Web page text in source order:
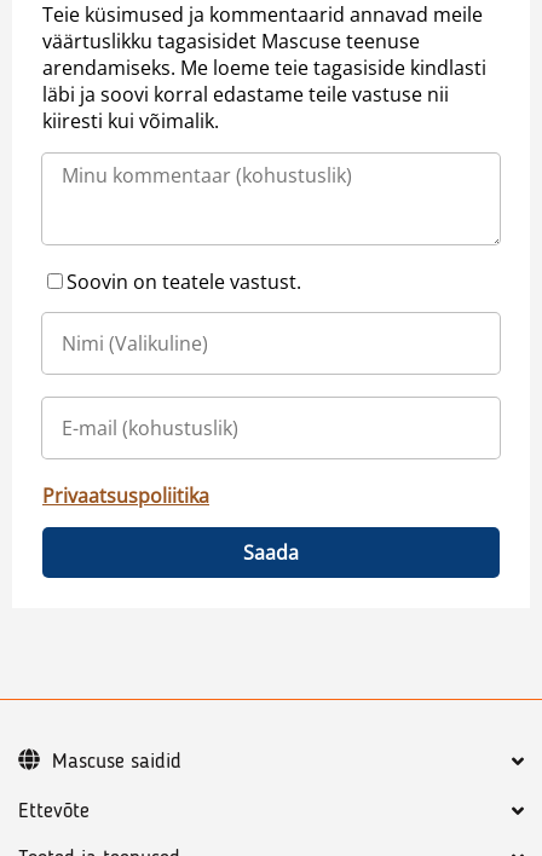
Teie küsimused ja kommentaarid annavad meile
väärtuslikku tagasisidet Mascuse teenuse
arendamiseks. Me loeme teie tagasiside kindlasti
läbi ja soovi korral edastame teile vastuse nii
kiiresti kui võimalik.
Soovin on teatele vastust.
Privaatsuspoliitika
Saada
Ettevõte
Mascuse saidid